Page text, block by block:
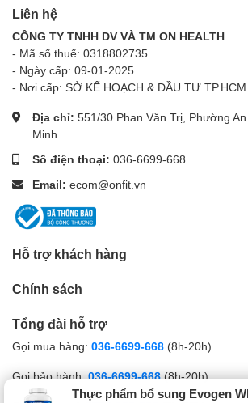
Liên hệ
CÔNG TY TNHH DV VÀ TM ON HEALTH
- Mã số thuế: 0318802735
- Ngày cấp: 09-01-2025
- Nơi cấp: SỞ KẾ HOẠCH & ĐẦU TƯ TP.HCM
Địa chỉ: 551/30 Phan Văn Trị, Phường
Minh
Số điện thoại: 036-6699-668
Email: ecom@onfit.vn
Hỗ trợ khách hàng
Chính sách
Tổng đài hỗ trợ
Gọi mua hàng: 036-6699-668 (8h-20h)
Gọi bảo hành: 036-6699-668(8h-20h)
Thực phẩm bổ sung Evogen